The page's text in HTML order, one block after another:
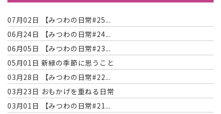
07月02日
【みつわの日常#25...
06月24日
【みつわの日常#24...
06月05日
【みつわの日常#23...
05月01日 新緑の季節に思うこと
03月28日
【みつわの日常#22...
03月23日 おもかげを重ねる日常
03月01日
【みつわの日常#21...